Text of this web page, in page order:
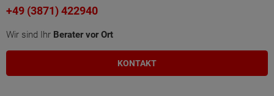
+49 (3871) 422940
Wir sind Ihr Berater vor Ort
KONTAKT